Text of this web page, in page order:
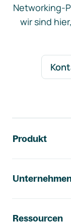
Networking-
wir sind
Produkt
Ressourcen